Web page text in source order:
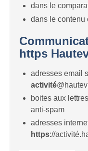
dans le
dans le contenu
https
adresses email
activité
boites aux
anti-spam
adresses
https://